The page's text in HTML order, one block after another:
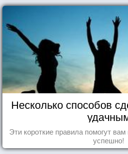
Несколько способов
Эти короткие правила помогут
успешно!